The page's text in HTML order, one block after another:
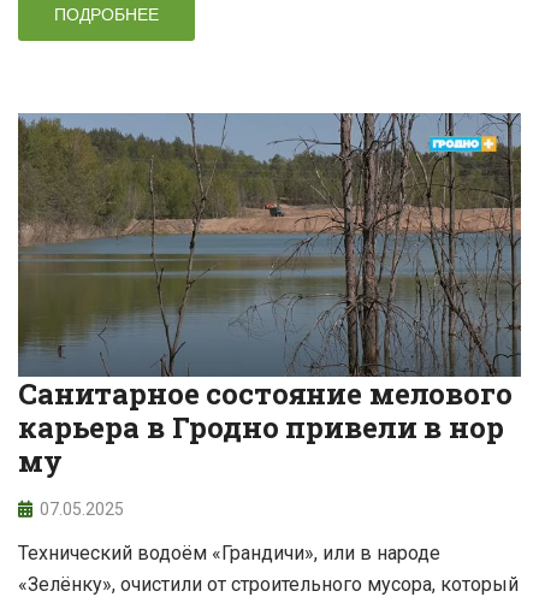
ПОДРОБНЕЕ
Санитарное состояние мелового
карьера в Гродно привели в нор
му
07.05.2025
Технический водоём «Грандичи», или в народе
«Зелёнку», очистили от строительного мусора, который